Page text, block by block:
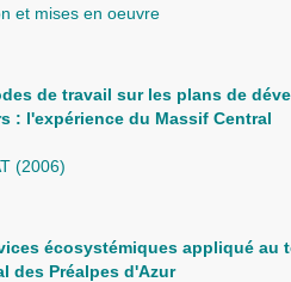
et mises en oeuvre
de travail sur les plans de
: l'expérience du Massif Central
(2006)
écosystémiques appliqué au
des Préalpes d'Azur